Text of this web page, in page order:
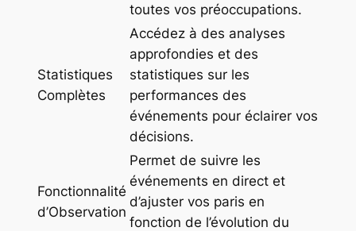
toutes vos préoccupations.
Statistiques
Complètes
Accédez à des analyses
approfondies et des
statistiques sur les
performances des
événements pour éclairer vos
décisions.
Fonctionnalité
d’Observation
Permet de suivre les
événements en direct et
d’ajuster vos paris en
fonction de l’évolution du